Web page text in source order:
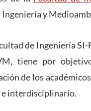
y
de Ingeniería
tiene por
de los
interdisciplinario.